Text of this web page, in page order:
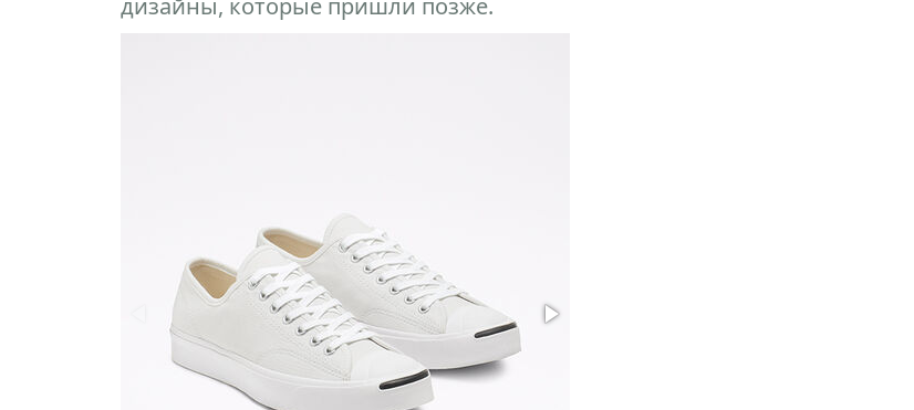
дизайны, которые пришли позже.